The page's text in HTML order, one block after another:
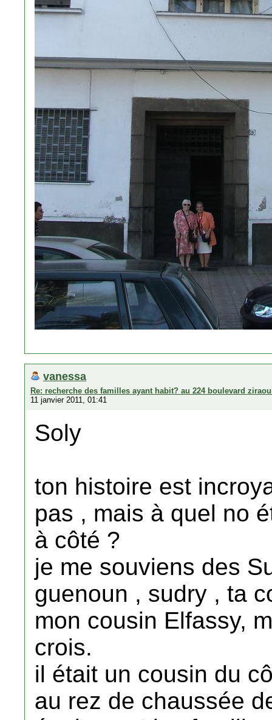
vanessa
Re: recherche des familles ayant habit? au 224 boulevard
11 janvier 2011, 01:41
Soly
ton histoire est
pas , mais à quel no
à côté ?
je me souviens des
guenoun , sudry , ta
mon cousin Elfassy,
crois.
il était un cousin du
au rez de chaussée